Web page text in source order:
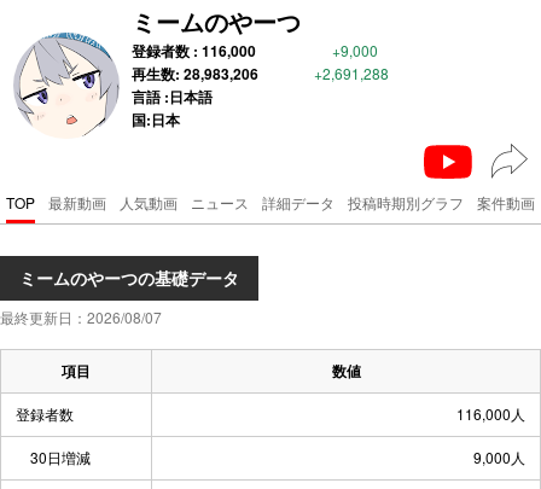
ミームのやーつ
登録者数 : 116,000 +9,000
再生数: 28,983,206 +2,691,288
言語 :日本語
国:日本
TOP 最新動画 人気動画 ニュース 詳細データ 投稿時期別グラフ 案件動画
ミームのやーつの基礎データ
最終更新日：2026/08/07
項目 数値
登録者数 116,000人
30日増減 9,000人